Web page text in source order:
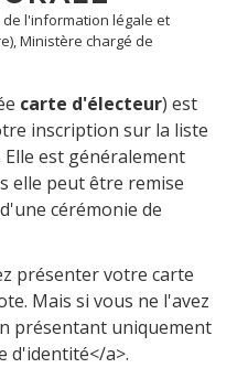
de l'information légale et
Ministère chargé de
carte d'électeur) est
inscription sur la liste
est généralement
elle peut être remise
cérémonie de
présenter votre carte
Mais si vous ne l'avez
présentant uniquement
d'identité</a>.